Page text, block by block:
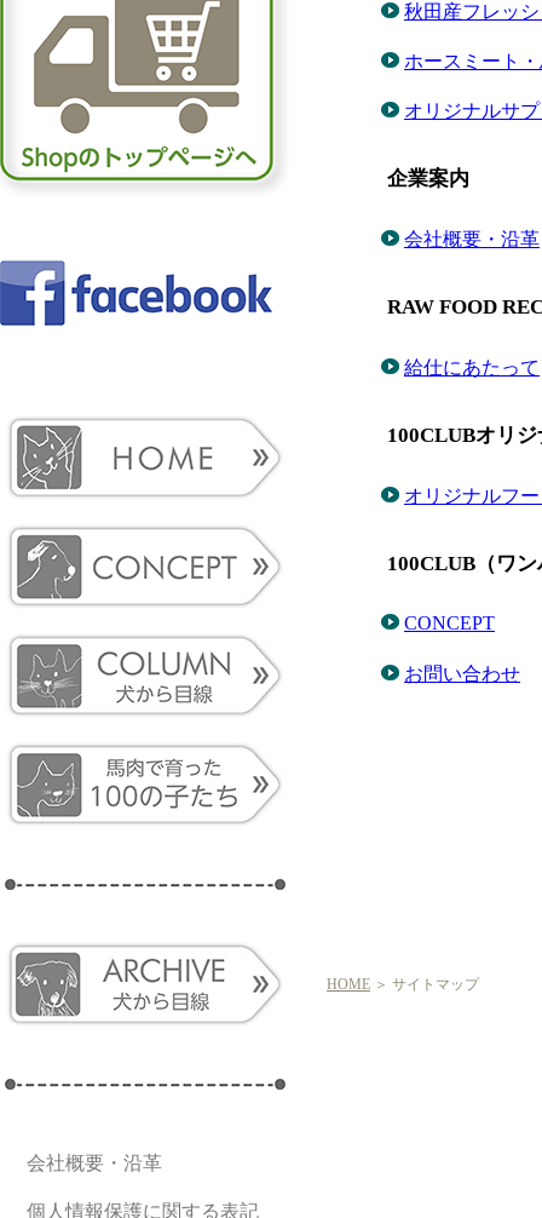
秋田産フレッ
ホースミート
オリジナルサ
企業案内
会社概要・沿革
RAW FOOD
給仕にあたって
100CLUBオリ
オリジナルフ
100CLUB（ワ
CONCEPT
お問い合わせ
HOME ＞ サイトマップ
会社概要・沿革
個人情報保護に関する表記